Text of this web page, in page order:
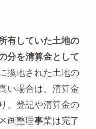
有していた土地の
分を清算金として
換地された土地の
い場合は、清算金
、登記や清算金の
画整理事業は完了